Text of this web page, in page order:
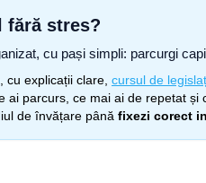
fără stres?
cu pași simpli: parcurgi
, cu explicații clare, cursul de
ai parcurs, ce mai ai de repetat și
de învățare până fixezi corect